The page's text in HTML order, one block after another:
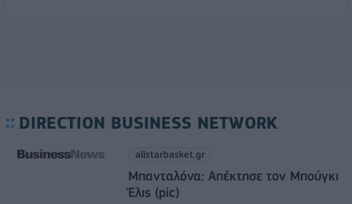
DIRECTION BUSINESS NETWORK
allstarbasket.gr
Μπανταλόνα: Απέκτησε τον Μπούγκι
Έλις (pic)